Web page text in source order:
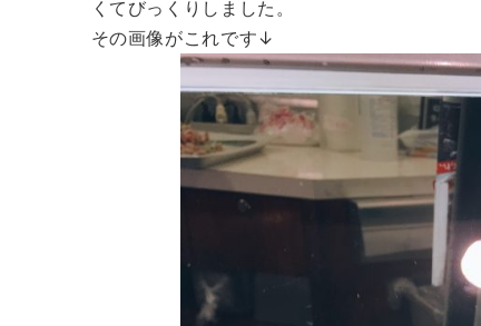
くてびっくりしました。
その画像がこれです↓